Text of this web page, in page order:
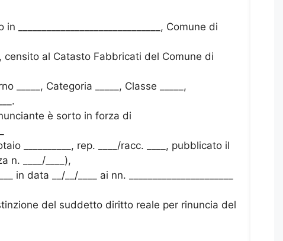
Comune di
censito al Catasto Fabbricati del Comune di
_____, Categoria _____, Classe _____,
è sorto in forza di
__________, rep. ____/racc. ____, pubblicato il
n. ____/____),
in data __/__/____ ai nn. ______________________
del suddetto diritto reale per rinuncia del